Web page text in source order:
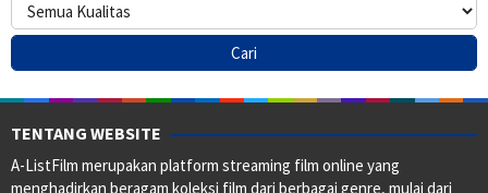
TENTANG WEBSITE
A-ListFilm merupakan platform streaming film online yang
menghadirkan beragam koleksi film dari berbagai genre, mulai dari